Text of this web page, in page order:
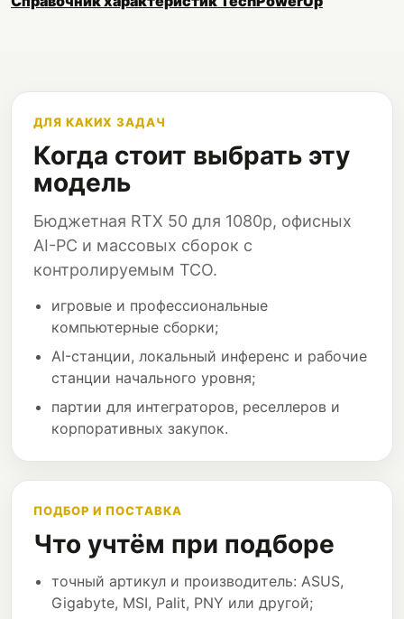
ДЛЯ КАКИХ ЗАДАЧ
Когда стоит выбрать эту
модель
Бюджетная RTX 50 для 1080p, офисных
AI-PC и массовых сборок с
контролируемым TCO.
игровые и профессиональные
компьютерные сборки;
AI-станции, локальный инференс и рабочие
станции начального уровня;
партии для интеграторов, реселлеров и
корпоративных закупок.
ПОДБОР И ПОСТАВКА
Что учтём при подборе
точный артикул и производитель: ASUS,
Gigabyte, MSI, Palit, PNY или другой;